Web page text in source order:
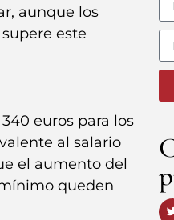
aunque los
este
euros para los
al salario
el aumento del
queden